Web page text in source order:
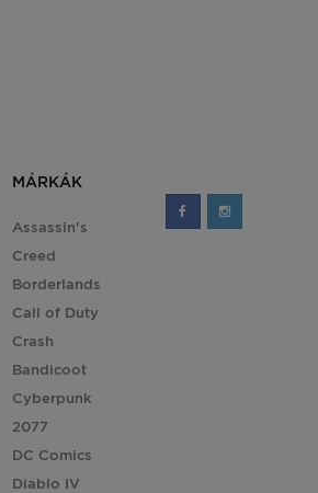
MÁRKÁK
Assassin's
Creed
Borderlands
Call of Duty
Crash
Bandicoot
Cyberpunk
2077
DC Comics
Diablo IV